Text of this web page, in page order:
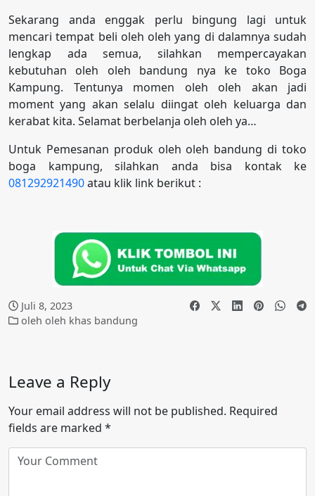
Sekarang anda enggak perlu bingung lagi untuk
mencari tempat beli oleh oleh yang di dalamnya sudah
lengkap ada semua, silahkan mempercayakan
kebutuhan oleh oleh bandung nya ke toko Boga
Kampung. Tentunya momen oleh oleh akan jadi
moment yang akan selalu diingat oleh keluarga dan
kerabat kita. Selamat berbelanja oleh oleh ya…
Untuk Pemesanan produk oleh oleh bandung di toko
boga kampung, silahkan anda bisa kontak ke
081292921490atau klik link berikut :
Juli 8, 2023
oleh oleh khas bandung
Leave a Reply
Your email address will not be published. Required
fields are marked *